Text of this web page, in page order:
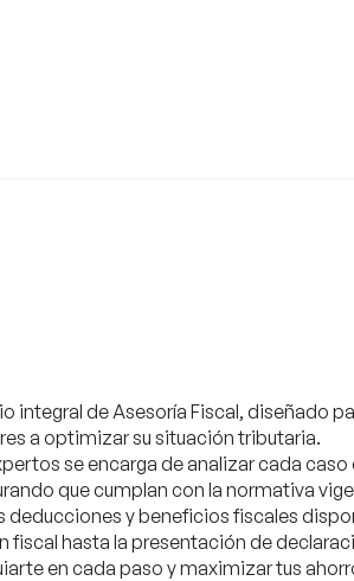
integral de Asesoría Fiscal, diseñado
a optimizar su situación tributaria.
se encarga de analizar cada caso
que cumplan con la normativa
deducciones y beneficios fiscales
fiscal hasta la presentación de
en cada paso y maximizar tus